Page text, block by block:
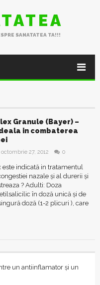
SANATATEA TA!!!
Granule (Bayer) –
in combaterea
octombrie 27, 2012 0
este indicată in tratamentul
nazale şi al durerii şi
? Adulti: Doza
în doză unică şi de
doză (1-2 plicuri ), care
un antiinflamator și un